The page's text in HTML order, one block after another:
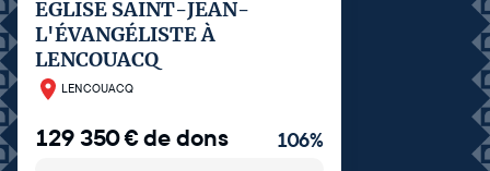
EGLISE SAINT-JEAN-
L'ÉVANGÉLISTE À
LENCOUACQ
LENCOUACQ
129 350€de dons 106%